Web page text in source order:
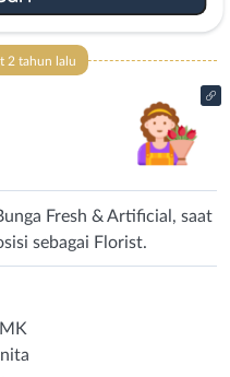
2 tahun lalu
Fresh & Artificial, saat
sebagai Florist.